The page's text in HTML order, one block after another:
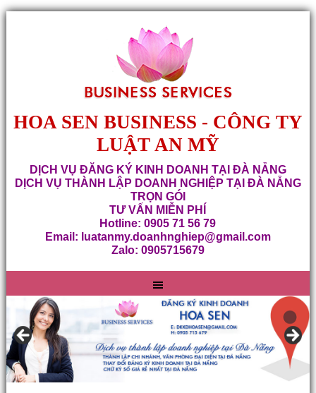
HOA SEN BUSINESS - CÔNG TY
LUẬT AN MỸ
DỊCH VỤ ĐĂNG KÝ KINH DOANH TẠI ĐÀ NẴNG
DỊCH VỤ THÀNH LẬP DOANH NGHIỆP TẠI ĐÀ NẴNG
TRỌN GÓI
TƯ VẤN MIỄN PHÍ
Hotline: 0905 71 56 79
Email: luatanmy.doanhnghiep@gmail.com
Zalo: 0905715679